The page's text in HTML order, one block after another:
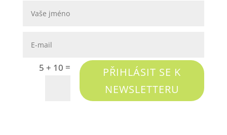
5 + 10 =
PŘIHLÁSIT SE K
NEWSLETTERU